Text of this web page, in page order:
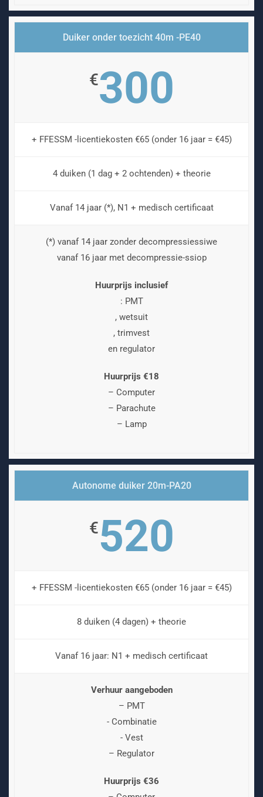
Duiker onder toezicht 40m -PE40
€300
+ FFESSM -licentiekosten €65 (onder 16 jaar = €45)
4 duiken (1 dag + 2 ochtenden) + theorie
Vanaf 14 jaar (*), N1 + medisch certificaat
(*) vanaf 14 jaar zonder decompressiessiwe
vanaf 16 jaar met decompressie-ssiop
Huurprijs inclusief
: PMT
, wetsuit
, trimvest
en regulator
Huurprijs €18
– Computer
– Parachute
– Lamp
Autonome duiker 20m-PA20
€520
+ FFESSM -licentiekosten €65 (onder 16 jaar = €45)
8 duiken (4 dagen) + theorie
Vanaf 16 jaar: N1 + medisch certificaat
Verhuur aangeboden
– PMT
- Combinatie
- Vest
– Regulator
Huurprijs €36